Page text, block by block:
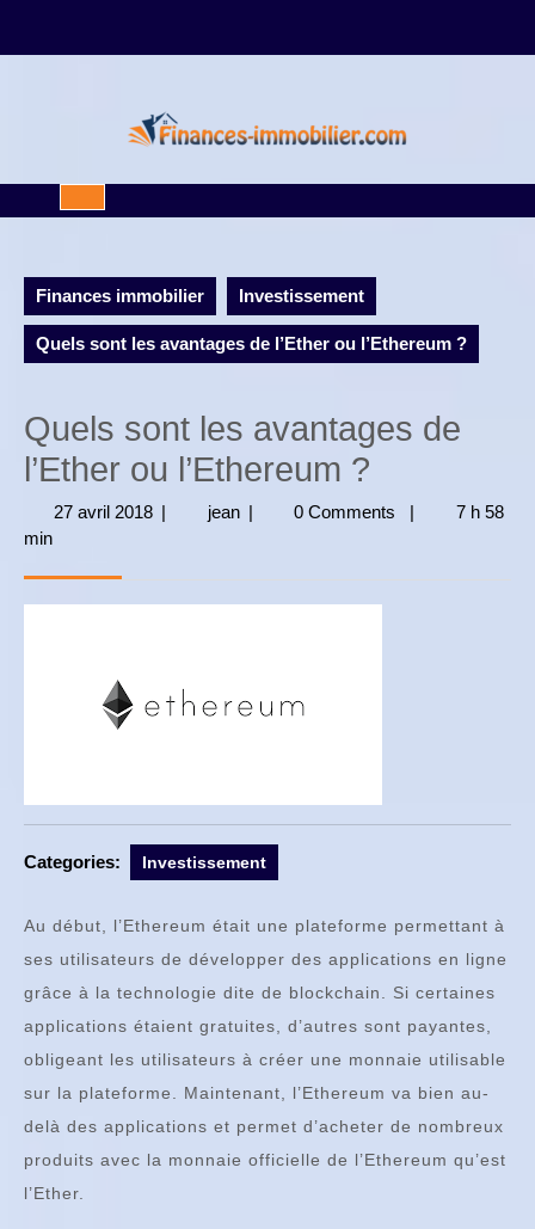
Open
Button
Finances immobilier Investissement
Quels sont les avantages de l’Ether ou l’Ethereum ?
Quels sont les avantages de
l’Ether ou l’Ethereum ?
27 avril 2018 27
| jean jean
| 0 Comments |
7 h 58
min
Categories: Investissement
Au début, l’Ethereum était une plateforme permettant à
ses utilisateurs de développer des applications en ligne
grâce à la technologie dite de blockchain. Si certaines
applications étaient gratuites, d’autres sont payantes,
obligeant les utilisateurs à créer une monnaie utilisable
sur la plateforme. Maintenant, l’Ethereum va bien au-
delà des applications et permet d’acheter de nombreux
produits avec la monnaie officielle de l’Ethereum qu’est
l’Ether.